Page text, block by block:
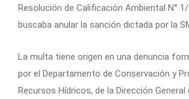
Resolución de Calificación Ambiental N°
buscaba anular la sanción dictada por la
La multa tiene origen en una denuncia
por el Departamento de Conservación y
Recursos Hídricos, de la Dirección General